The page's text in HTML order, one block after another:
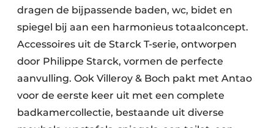
dragen de bijpassende baden, wc, bidet en
spiegel bij aan een harmonieus totaalconcept.
Accessoires uit de Starck T-serie, ontworpen
door Philippe Starck, vormen de perfecte
aanvulling. Ook Villeroy & Boch pakt met Antao
voor de eerste keer uit met een complete
badkamercollectie, bestaande uit diverse